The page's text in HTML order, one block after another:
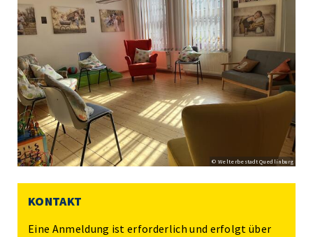
© Welterbestadt Quedlinburg
KONTAKT
Eine Anmeldung ist erforderlich und erfolgt über